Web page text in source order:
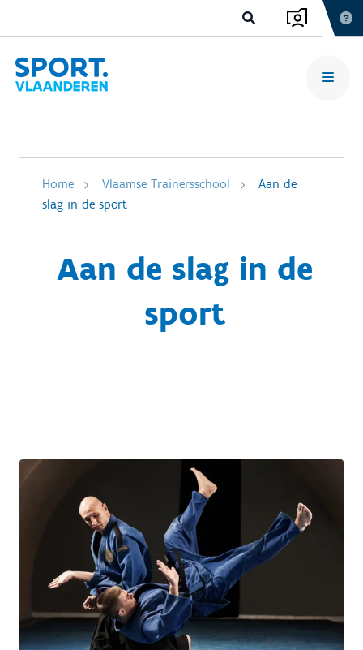
Home Vlaamse Trainersschool
Aan de
slag in de sport
Aan de slag in de
sport